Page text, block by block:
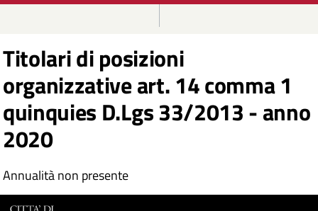
Titolari di posizioni
organizzative art. 14 comma 1
quinquies D.Lgs 33/2013 - anno
2020
Annualità non presente